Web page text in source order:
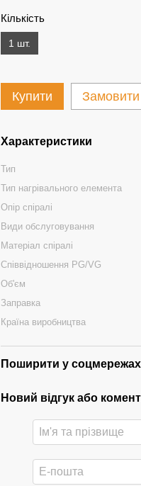
Кількість
1 шт.
Купити
Характеристики
Тип
Тип нагрівального елемента
Опір спіралі
Види обслуговування
Матеріал спіралі
Співвідношення PG/VG
Об'єм
Заправка
Країна виробництва
Поширити у соцмережах
Новий відгук або